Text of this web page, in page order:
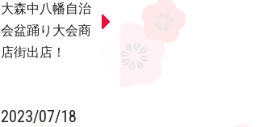
大森中八幡自治
会盆踊り大会商
店街出店！
2023/07/18